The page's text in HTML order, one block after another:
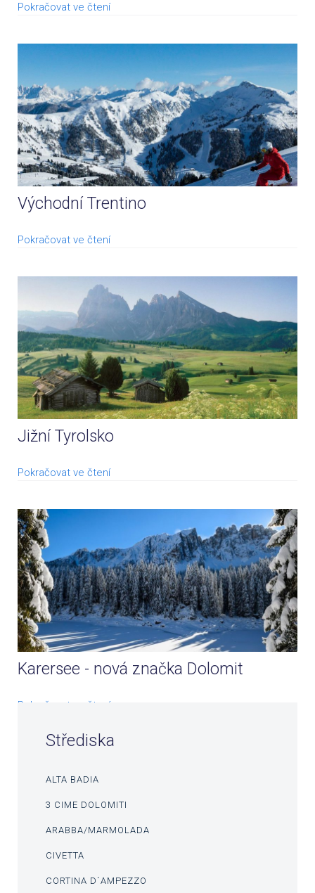
Pokračovat ve čtení
Východní Trentino
Pokračovat ve čtení
Jižní Tyrolsko
Pokračovat ve čtení
Karersee - nová značka Dolomit
Pokračovat ve čtení
Střediska
ALTA BADIA
3 CIME DOLOMITI
ARABBA/MARMOLADA
CIVETTA
CORTINA D´AMPEZZO